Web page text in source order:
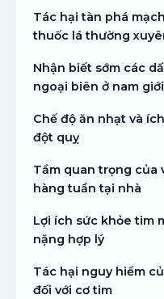
Tác hại tàn phá
thuốc lá thường
Nhận biết sớm các
ngoại biên ở nam giới
Chế độ ăn nhạt và
đột quỵ
Tầm quan trọng của
hàng tuần tại nhà
Lợi ích sức khỏe tim
nặng hợp lý
Tác hại nguy hiểm
đối với cơ tim